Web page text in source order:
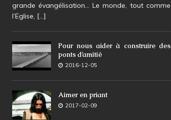
grande évangélisation… Le monde, tout comme
l’Eglise, [...]
Pour nous aider à construire des
ponts d’amitié
2016-12-05
Aimer en priant
2017-02-09